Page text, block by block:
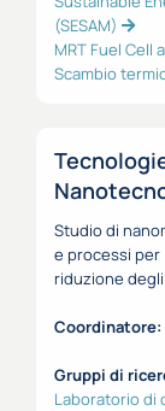
(SESAM)
MRT Fuel Cell
Scambio
Studio di
e processi
riduzione
Coordinatore:
Gruppi di
Laboratorio di